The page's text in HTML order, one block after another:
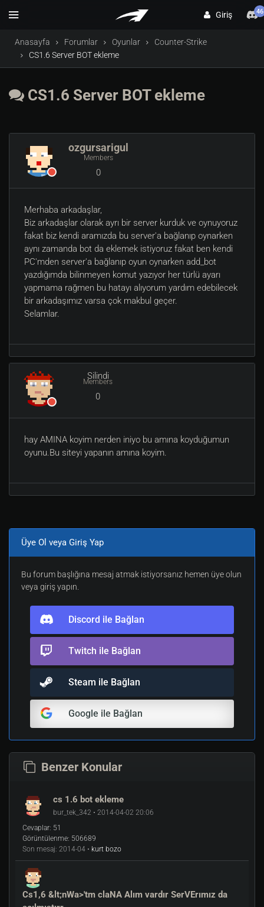
Giriş 46
Anasayfa Forumlar Oyunlar
Counter-Strike
CS1.6 Server BOT ekleme
CS1.6 Server BOT ekleme
ozgursarigul
Members
0
Merhaba arkadaşlar,
Biz arkadaşlar olarak ayrı bir server kurduk ve oynuyoruz
fakat biz kendi aramızda bu server'a bağlanıp oynarken
aynı zamanda bot da eklemek istiyoruz fakat ben kendi
PC'mden server'a bağlanıp oyun oynarken add_bot
yazdığımda bilinmeyen komut yazıyor her türlü ayarı
yapmama rağmen bu hatayı alıyorum yardım edebilecek
bir arkadaşımız varsa çok makbul geçer.
Selamlar.
Silindi
Members
0
hay AMINA koyim nerden iniyo bu amına koyduğumun
oyunu.Bu siteyi yapanın amına koyim.
Üye Ol veya Giriş Yap
Bu forum başlığına mesaj atmak istiyorsanız hemen üye olun
veya giriş yapın.
Discord ile Bağlan
Twitch ile Bağlan
Steam ile Bağlan
Google ile Bağlan
Benzer Konular
cs 1.6 bot ekleme
bur_tek_342 • 2014-04-02 20:06
Cevaplar: 51
Görüntülenme: 506689
Son mesaj: 2014-04 • kurt bozo
Cs1,6 &lt;nWa>'tm claNA Alım vardır SerVErımız da